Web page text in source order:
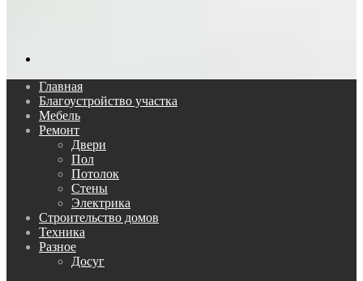
Главная
Благоустройство участка
Мебель
Ремонт
Двери
Пол
Потолок
Стены
Электрика
Строительство домов
Техника
Разное
Досуг